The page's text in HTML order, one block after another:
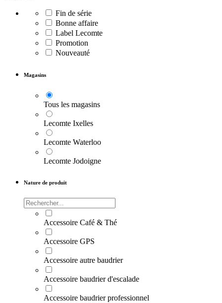
Fin de série
Bonne affaire
Label Lecomte
Promotion
Nouveauté
Magasins
Tous les magasins
Lecomte Ixelles
Lecomte Waterloo
Lecomte Jodoigne
Nature de produit
Accessoire Café & Thé
Accessoire GPS
Accessoire autre baudrier
Accessoire baudrier d'escalade
Accessoire baudrier professionnel